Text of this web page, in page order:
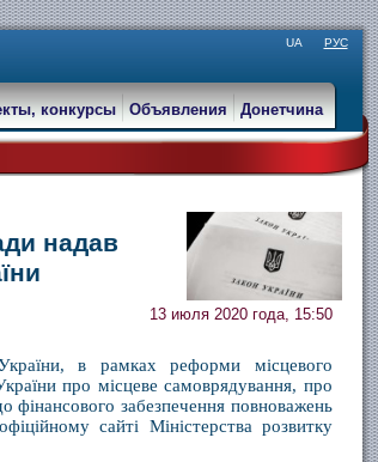
UA РУС
конкурсы Объявления Донетчина
надав
13 июля 2020 года, 15:50
в рамках реформи місцевого
про місцеве самоврядування, про
фінансового забезпечення повноважень
сайті Міністерства розвитку